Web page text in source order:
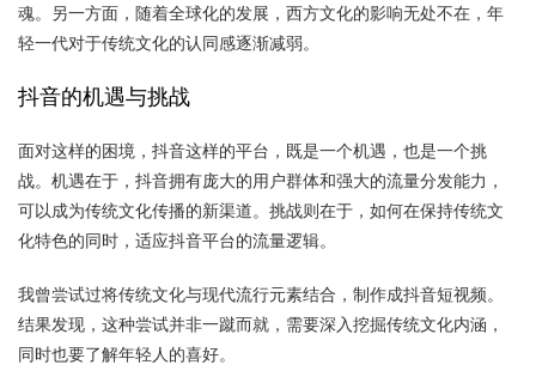
魂。另一方面，随着全球化的发展，西方文化的影响无处不在，年
轻一代对于传统文化的认同感逐渐减弱。
抖音的机遇与挑战
面对这样的困境，抖音这样的平台，既是一个机遇，也是一个挑
战。机遇在于，抖音拥有庞大的用户群体和强大的流量分发能力，
可以成为传统文化传播的新渠道。挑战则在于，如何在保持传统文
化特色的同时，适应抖音平台的流量逻辑。
我曾尝试过将传统文化与现代流行元素结合，制作成抖音短视频。
结果发现，这种尝试并非一蹴而就，需要深入挖掘传统文化内涵，
同时也要了解年轻人的喜好。